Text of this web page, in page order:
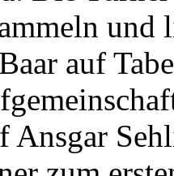
und
auf
Ansgar